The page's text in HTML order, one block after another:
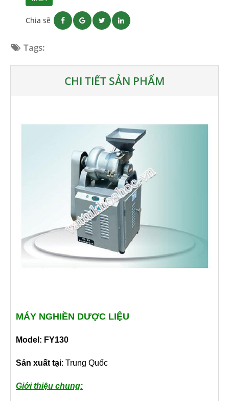
Chia sẽ
Tags:
CHI TIẾT SẢN PHẨM
MÁY NGHIỀN DƯỢC LIỆU
Model: FY130
Sản xuất tại: Trung Quốc
Giới thiệu chung: